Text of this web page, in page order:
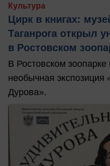
Культура
Цирк в книгах:
Таганрога открыл
в Ростовском
В Ростовском зоопарке
необычная экспозиция
Дурова».